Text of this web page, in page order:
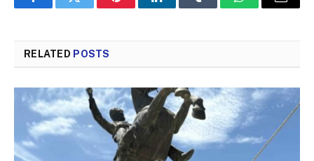
FacebookTwitter PinterestLinkedInTumblr WhatsAppEmail
RELATED POSTS